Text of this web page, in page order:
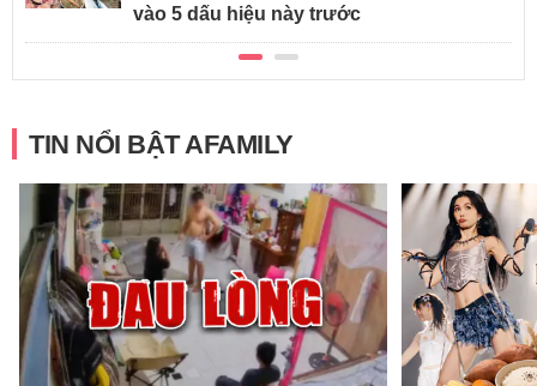
vào 5 dấu hiệu này trước
TIN NỔI BẬT AFAMILY